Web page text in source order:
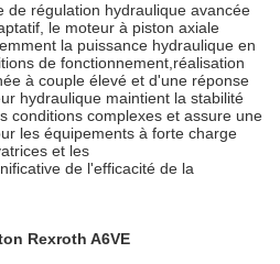
de régulation hydraulique avancée
le moteur à piston axiale
la puissance hydraulique en
de fonctionnement,réalisation
à couple élevé et d'une réponse
hydraulique maintient la stabilité
conditions complexes et assure une
les équipements à forte charge
et les
de l'efficacité de la
Rexroth A6VE